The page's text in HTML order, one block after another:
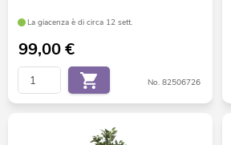
La giacenza è di circa 12 sett.
99,00€
No. 82506726